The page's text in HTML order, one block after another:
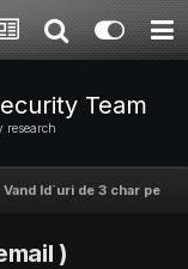
Team
research
Vand Id`uri de 3 char pe
)